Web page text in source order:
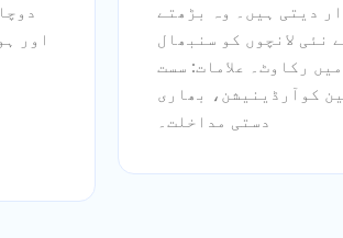
دیتی ہیں۔ وہ بڑھتے
نئی لانچوں کو سنبھال
رکاوٹ۔ علامات: سست
کوآرڈینیشن، بھاری
دستی مداخلت۔
اور